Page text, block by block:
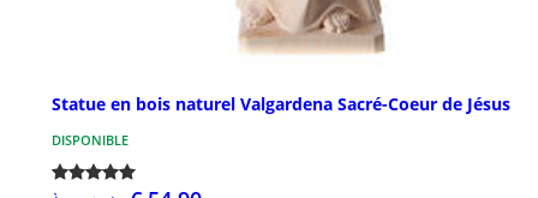
Statue en bois naturel Valgardena Sacré-Coeur de Jésus
DISPONIBLE